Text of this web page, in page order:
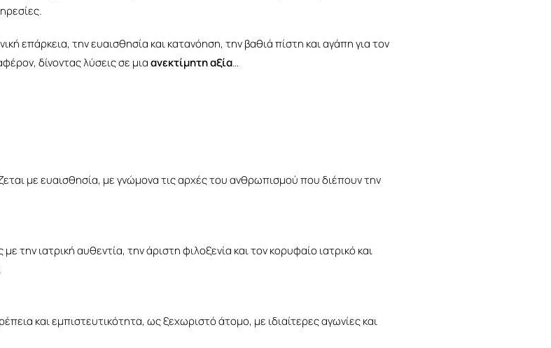
επάρκεια, την ευαισθησία και κατανόηση, την βαθιά πίστη και αγάπη για τον
δίνοντας λύσεις σε μιαανεκτίμητη αξία…
με ευαισθησία, με γνώμονα τις αρχές του ανθρωπισμού που διέπουν την
την ιατρική αυθεντία, την άριστη φιλοξενία και τον κορυφαίο ιατρικό και
και εμπιστευτικότητα, ως ξεχωριστό άτομο, με ιδιαίτερες αγωνίες και